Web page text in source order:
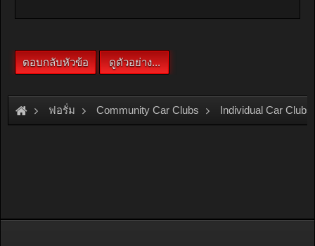
ฟอรั่ม Community Car Clubs Individual Car Clubs